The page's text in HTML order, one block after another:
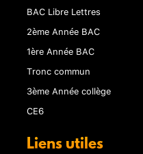
BAC Libre Lettres
2ème Année BAC
1ère Année BAC
Tronc commun
3ème Année collège
CE6
Liens utiles